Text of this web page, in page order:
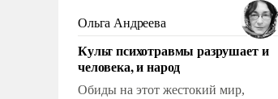
наши боевые возможности.
Ольга Андреева
Культ психотравмы разрушает и
человека, и народ
Обиды на этот жестокий мир,